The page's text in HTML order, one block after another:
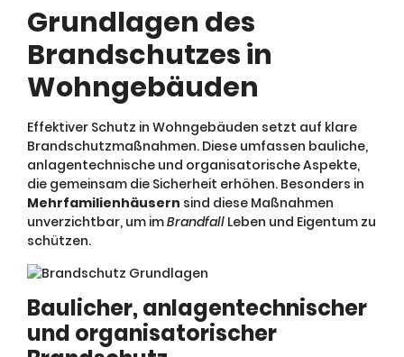
Grundlagen des
Brandschutzes in
Wohngebäuden
Effektiver Schutz in Wohngebäuden setzt auf klare
Brandschutzmaßnahmen. Diese umfassen bauliche,
anlagentechnische und organisatorische Aspekte,
die gemeinsam die Sicherheit erhöhen. Besonders in
Mehrfamilienhäusern sind diese Maßnahmen
unverzichtbar, um imBrandfall Leben und Eigentum zu
schützen.
Baulicher, anlagentechnischer
und organisatorischer